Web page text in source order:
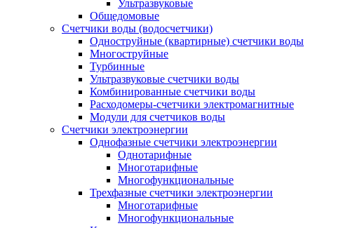
Ультразвуковые
Общедомовые
Счетчики воды (водосчетчики)
Одноструйные (квартирные) счетчики воды
Многоструйные
Турбинные
Ультразвуковые счетчики воды
Комбинированные счетчики воды
Расходомеры-счетчики электромагнитные
Модули для счетчиков воды
Счетчики электроэнергии
Однофазные счетчики электроэнергии
Однотарифные
Многотарифные
Многофункциональные
Трехфазные счетчики электроэнергии
Многотарифные
Многофункциональные